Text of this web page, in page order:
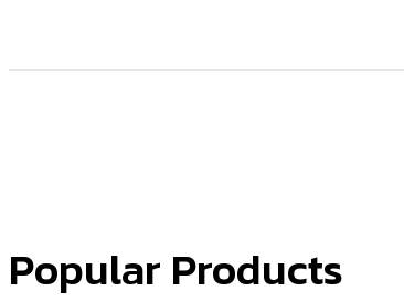
Popular Products